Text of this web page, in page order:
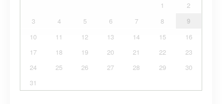
1
2
3
4 5 6 7 8
9
10
11 12 13 14 15
16
17
18 19 20 21 22
23
24
25 26 27 28 29
30
31